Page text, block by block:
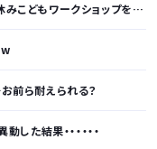
子で楽しむ靴デコレーション体験や足の計測会
前ら耐えられる？
した結果・・・・・・